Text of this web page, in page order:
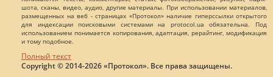
шота, сканы, видео, аудио, другие материалы. При использовании материалов,
размещенных на веб - страницах «Протокол» наличие гиперссылки открытого
для индексации поисковыми системами на protocol.ua обязательна. Под
использованием понимается копирования, адаптация, рерайтинг, модификация
и тому подобное.
Полный текст
Copyright © 2014-2026 «Протокол». Все права защищены.